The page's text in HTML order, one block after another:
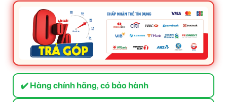
✔️ Hàng chính hãng, có bảo hành